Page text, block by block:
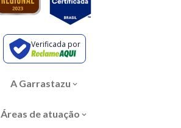
Verificada por
A Garrastazu
Áreas de atuação